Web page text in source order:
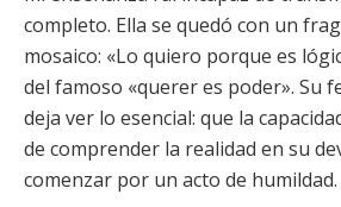
completo. Ella se quedó con un
mosaico: «Lo quiero porque es
del famoso «querer es poder». Su
deja ver lo esencial: que la
de comprender la realidad en su
comenzar por un acto de humildad.